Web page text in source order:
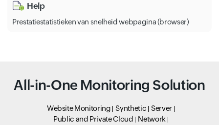
Help
Prestatiestatistieken van snelheid webpagina (browser)
All-in-One Monitoring Solution
Website Monitoring Synthetic
Server
Public and Private Cloud
Network